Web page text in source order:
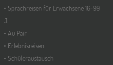
Sprachreisen für Erwachsene 16-99
J.
Au Pair
Erlebnisreisen
Schüleraustausch